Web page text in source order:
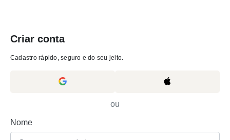
Criar conta
Cadastro rápido, seguro e do seu jeito.
ou
Nome